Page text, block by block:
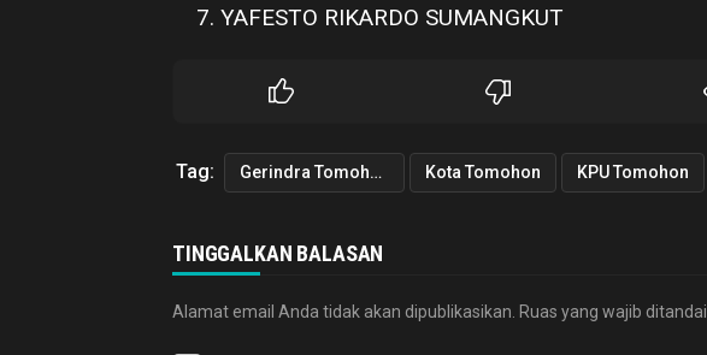
YAFESTO RIKARDO SUMANGKUT
Tag: Gerindra Tomohon Kota Tomohon KPU Tomohon
TINGGALKAN BALASAN
Alamat email Anda tidak akan dipublikasikan. Ruas yang wajib ditandai